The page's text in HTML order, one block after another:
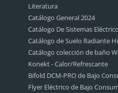
Literatura
Catálogo General 2024
Catálogo De Sistemas
Catálogo de Suelo Radiante
Catálogo colección de baño
Konekt - Calor/Refrescante
Bifold DCM-PRO de Bajo
Flyer Eléctrico de Bajo